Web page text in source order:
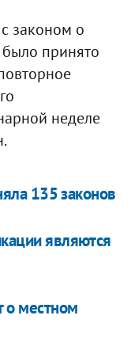
законом о
принято
неделе
135 законов
являются
о местном